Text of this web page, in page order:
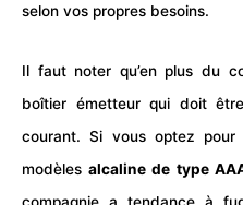
selon vos propres besoins.
Il faut noter qu’en plus du
boîtier émetteur qui doit
courant. Si vous optez
modèlesalcaline de type